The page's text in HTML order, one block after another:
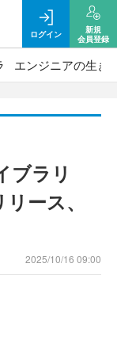
ログイン
新規
会員登録
エンジニアの生き
ブラリ
ース、
2025/10/16 09:00